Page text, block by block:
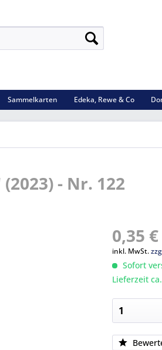
Sammelkarten Edeka, Rewe & Co
- Nr. 122
0,35
inkl. MwSt.
Sofort
Lieferzeit